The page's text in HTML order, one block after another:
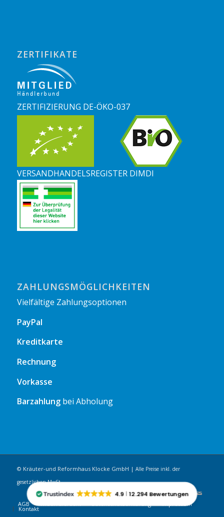
4.9 12.294 Bewertungen
ZERTIFIKATE
ZERTIFIZIERUNG DE-ÖKO-037
VERSANDHANDELSREGISTER DIMDI
ZAHLUNGSMÖGLICHKEITEN
Vielfältige Zahlungsoptionen
PayPal
Kreditkarte
Rechnung
Vorkasse
Barzahlungbei Abholung
© Kräuter-und Reformhaus Klocke GmbH | Alle Preise inkl. der
gesetzlichen MwSt.
AGB Impressum
Kontakt